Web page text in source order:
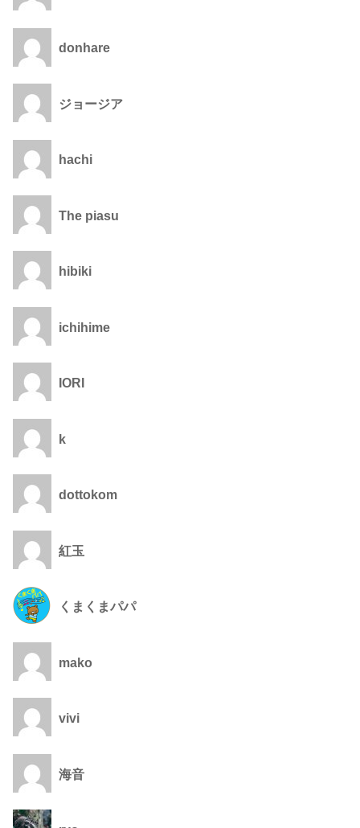
donhare
ジョージア
hachi
The piasu
hibiki
ichihime
IORI
k
dottokom
紅玉
くまくまパパ
mako
vivi
海音